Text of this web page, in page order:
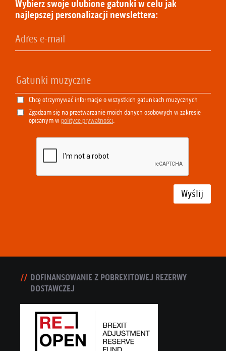
Wybierz swoje ulubione gatunki w celu jak
najlepszej personalizacji newslettera:
Chcę otrzymywać informacje o wszystkich gatunkach muzycznych
Zgadzam się na przetwarzanie moich danych osobowych w zakresie
opisanym w polityce prywatności.
Wyślij
DOFINANSOWANIE Z POBREXITOWEJ REZERWY
DOSTAWCZEJ